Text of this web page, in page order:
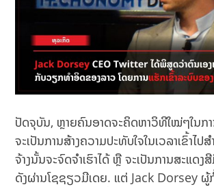
ປັດຈຸບັນ, ຫຼາຍຄົນອາດຈະຄິດຫາວິທີໃໝ່ໆໃນກ
ຈະເປັນການສ້າງຄວາມປະທັບໃຈໃນເວລາເຂົ້າໄ
ຈ້າງນັ້ນຈະຈົດຈຳເຮົາໄດ້ ຫຼື ຈະເປັນການສະແດງ
ດັງຜ່ານໂຊຊຽວມີເດຍ. ແຕ່ Jack Dorsey ຜູ້ກໍ່